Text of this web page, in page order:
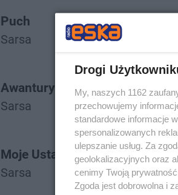
Puch
Sarsa
Awantury
Sarsa
Moje Usta
Sarsa
Drogi
My, naszych 1162
przechowujemy
standardowe informacje
spersonalizowanych
ulepszanie usług. Za
geolokalizacyjnych oraz
cenimy Twoją
Zgoda jest dobrowolna i